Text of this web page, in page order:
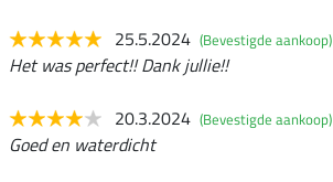
25.5.2024 (Bevestigde aankoop)
Het was perfect!! Dank jullie!!
20.3.2024 (Bevestigde aankoop)
Goed en waterdicht